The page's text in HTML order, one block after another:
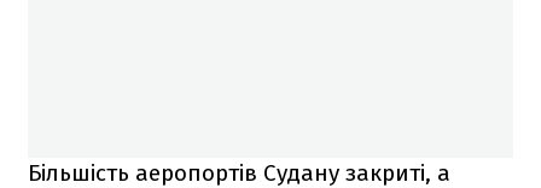
Більшість аеропортів Судану закриті, а